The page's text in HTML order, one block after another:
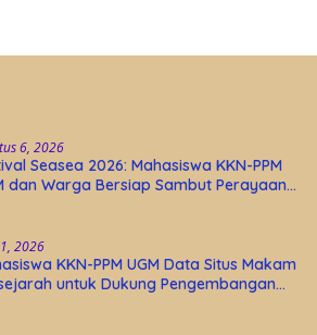
6, 2026
Seasea 2026: Mahasiswa KKN-PPM
dan Warga Bersiap Sambut Perayaan
2026
KKN-PPM UGM Data Situs Makam
untuk Dukung Pengembangan